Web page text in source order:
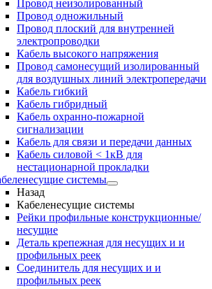
Провод неизолированный
Провод одножильный
Провод плоский для внутренней
электропроводки
Кабель высокого напряжения
Провод самонесущий изолированный
для воздушных линий электропередачи
Кабель гибкий
Кабель гибридный
Кабель охранно-пожарной
сигнализации
Кабель для связи и передачи данных
Кабель силовой < 1кВ для
нестационарной прокладки
системы
Назад
Кабеленесущие системы
Рейки профильные конструкционные/
несущие
Деталь крепежная для несущих и и
профильных реек
Соединитель для несущих и и
профильных реек